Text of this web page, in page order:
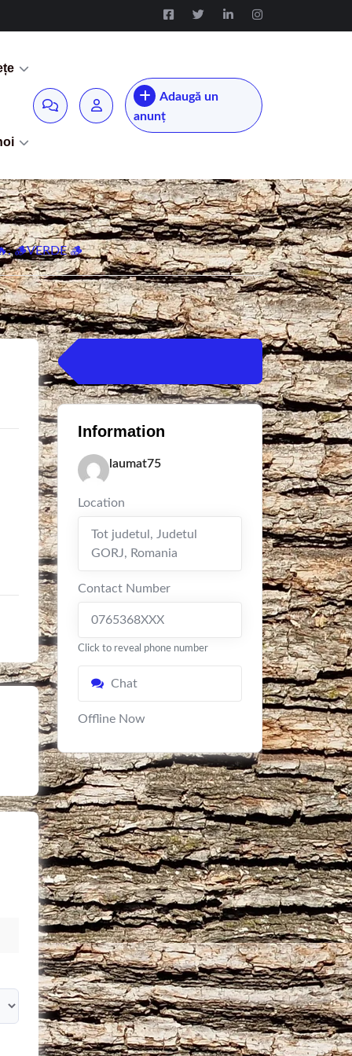
Adaugă un
anunț
🪵VERDE 🪵
Information
laumat75
Location
Tot judetul , Judetul
GORJ, Romania
Contact Number
0765368XXX
Click to reveal phone number
Chat
Offline Now